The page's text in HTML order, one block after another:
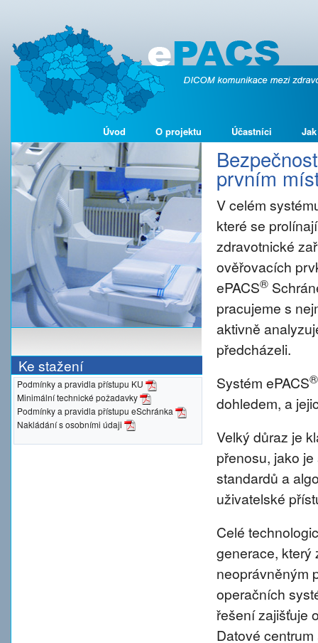
Úvod O projektu Účastníci
Ke stažení
Podmínky a pravidla přístupu KU
Minimální technické požadavky
Podmínky a pravidla přístupu eSchránka
Nakládání s osobními údaji
prvním
V celém
které se
zdravotnické
ověřovacích
ePACS®
pracujeme s
aktivně
předcházeli.
Systém ePACS®
dohledem, a
Velký důraz je
přenosu, jako
standardů a
uživatelské
Celé
generace, který
neoprávněným
operačních
řešení zajišťuje
Datové